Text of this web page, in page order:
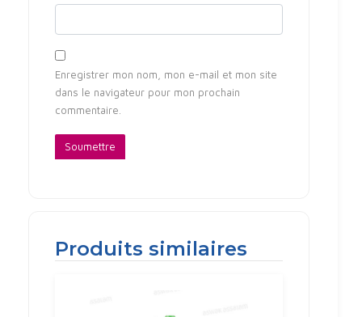
Enregistrer mon nom, mon e-mail et mon site
dans le navigateur pour mon prochain
commentaire.
Produits similaires